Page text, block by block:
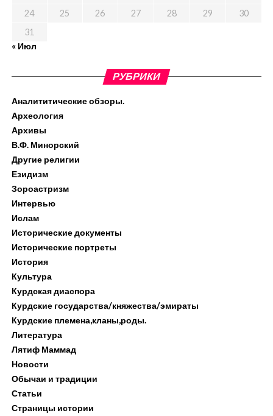
24
25 26 27 28 29
30
31
« Июл
РУБРИКИ
Аналититические обзоры.
Археология
Архивы
В.Ф. Минорский
Другие религии
Езидизм
Зороастризм
Интервью
Ислам
Исторические документы
Исторические портреты
История
Культура
Курдская диаспора
Курдские государства/княжества/эмираты
Курдские племена,кланы,роды.
Литература
Лятиф Маммад
Новости
Обычаи и традиции
Статьи
Страницы истории